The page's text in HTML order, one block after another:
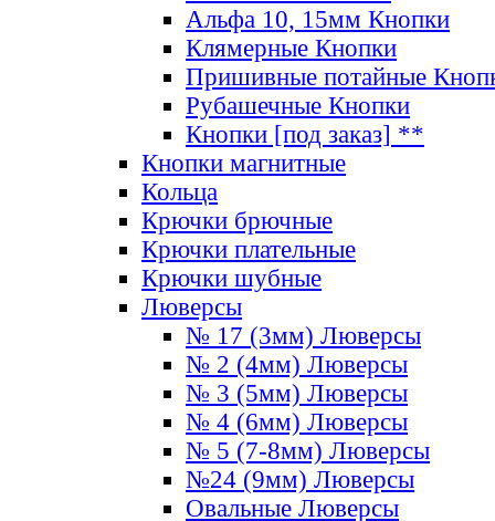
Альфа 10, 15мм Кнопки
Клямерные Кнопки
Пришивные потайные
Рубашечные Кнопки
Кнопки [под заказ] **
Кнопки магнитные
Кольца
Крючки брючные
Крючки плательные
Крючки шубные
Люверсы
№ 17 (3мм) Люверсы
№ 2 (4мм) Люверсы
№ 3 (5мм) Люверсы
№ 4 (6мм) Люверсы
№ 5 (7-8мм) Люверсы
№24 (9мм) Люверсы
Овальные Люверсы